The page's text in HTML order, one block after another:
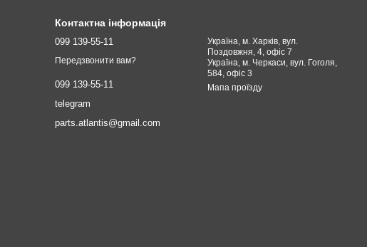
Контактна інформація
099 139-55-11
Передзвонити вам?
099 139-55-11
telegram
parts.atlantis@gmail.com
Україна, м. Харків, вул.
Поздовжня, 4, офіс 7
Україна, м. Черкаси, вул. Гоголя,
584, офіс 3
Мапа проїзду